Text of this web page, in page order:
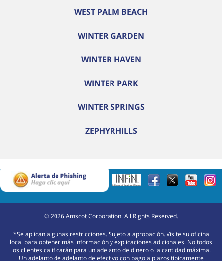
WEST PALM BEACH
WINTER GARDEN
WINTER HAVEN
WINTER PARK
WINTER SPRINGS
ZEPHYRHILLS
©2026Amscot Corporation. All Rights Reserved.
*Se aplican algunas restricciones. Sujeto a aprobación. Visite su oficina
local para obtener más información y explicaciones adicionales. No todos
los clientes calificarán para un adelanto de dinero o la cantidad máxima.
Un adelanto de adelanto de efectivo con pago a plazos típicamente